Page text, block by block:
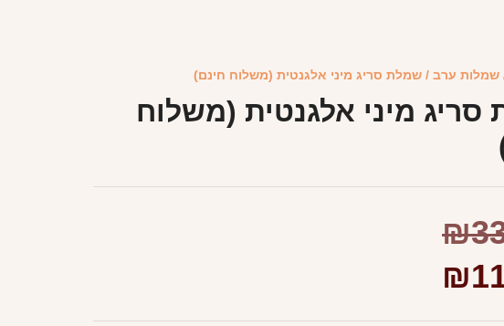
שמלות ערב / שמלת סריג מיני אלגנטית (משלוח חינם)
מיני אלגנטית (משלוח
₪
₪